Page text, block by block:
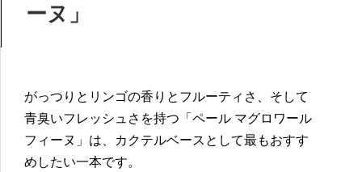
ーヌ」
がっつりとリンゴの香りとフルーティさ、そして
青臭いフレッシュさを持つ「ペール マグロワール
フィーヌ」は、カクテルベースとして最もおすす
めしたい一本です。